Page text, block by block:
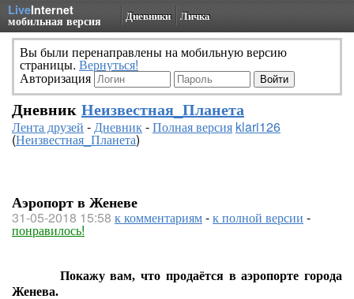
LiveInternet
мобильная версия Дневники Личка
Вы были перенаправлены на мобильную версию
страницы. Вернуться!
Авторизация
Дневник Неизвестная_Планета
Лента друзей -Дневник-Полная версия klari126
(Неизвестная_Планета)
Аэропорт в Женеве
31-05-2018 15:58 к комментариям-к полной версии -
понравилось!
Покажу вам, что продаётся в аэропорте города
Женева.